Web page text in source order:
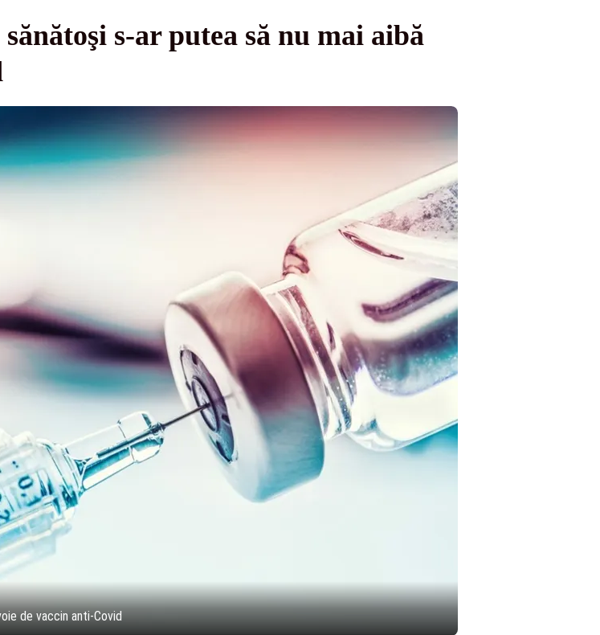
s-ar putea să nu mai aibă
de vaccin anti-Covid